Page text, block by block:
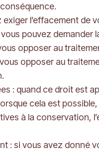
l’effacement
pouvez
opposer au
opposer au
: quand ce droit est
cela est
à la conservation,
: si vous avez donné